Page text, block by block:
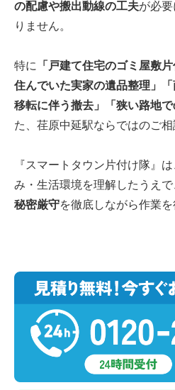
の配慮や搬出動線の工夫が必
りません。
特に
「戸建て住宅のゴミ屋敷
住んでいた実家の遺品整理」
移転に伴う撤去」「狭い路地で
た、荏原中延駅ならではのご相
『スマートタウン片付け隊』
み・生活環境を理解したうえで
秘密厳守を徹底しながら作業を